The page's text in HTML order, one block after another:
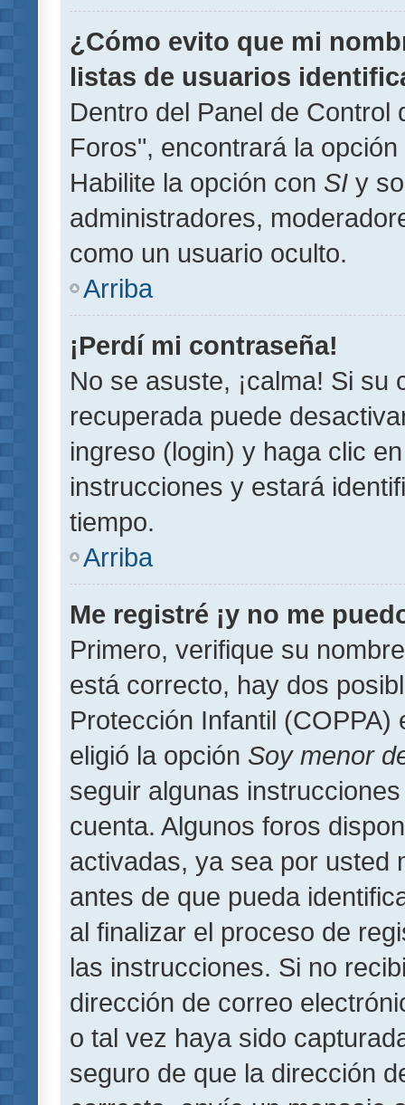
¿Cómo evito que mi
listas de usuarios
Dentro del Panel de
Foros", encontrará la opción
Habilite la opción con SI y
administradores,
como un usuario oculto.
Arriba
¡Perdí mi contraseña!
No se asuste, ¡calma! Si su
recuperada puede
ingreso (login) y haga clic
instrucciones y estará
tiempo.
Arriba
Me registré ¡y no me
Primero, verifique su
está correcto, hay dos
Protección Infantil
eligió la opción Soy menor
seguir algunas
cuenta. Algunos foros
activadas, ya sea por usted
antes de que pueda
al finalizar el proceso de
las instrucciones. Si no
dirección de correo
o tal vez haya sido
seguro de que la dirección